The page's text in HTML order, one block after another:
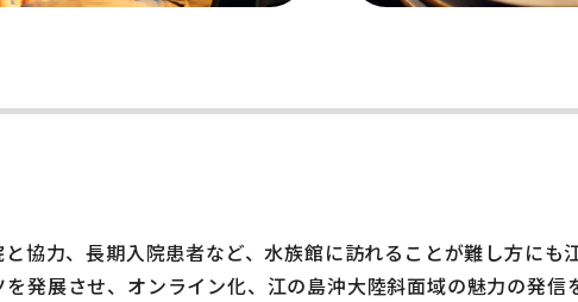
協力、長期入院患者など、水族館に訪れることが難し方にも
発展させ、オンライン化、江の島沖大陸斜面域の魅力の発信